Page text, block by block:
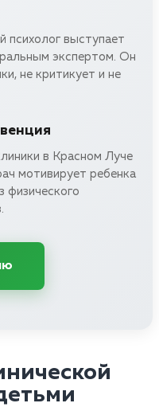
психолог выступает
экспертом. Он
не критикует и не
в Красном Луче
мотивирует ребенка
физического